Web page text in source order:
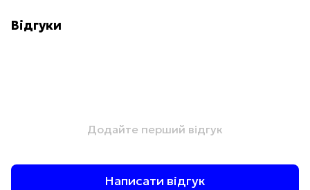
Відгуки
Додайте перший відгук
Написати відгук